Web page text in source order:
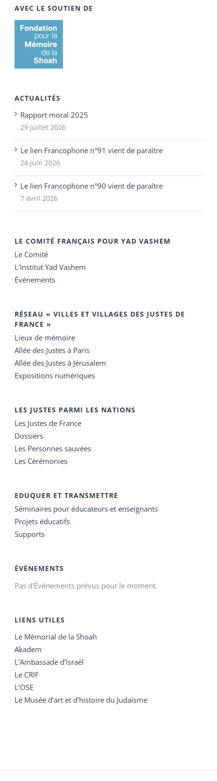
AVEC LE SOUTIEN DE
ACTUALITÉS
Rapport moral 2025
29 juillet 2026
Le lien Francophone n°91 vient de paraître
24 juin 2026
Le lien Francophone n°90 vient de paraître
7 avril 2026
LE COMITÉ FRANÇAIS POUR YAD VASHEM
Le Comité
L’Institut Yad Vashem
Événements
RÉSEAU « VILLES ET VILLAGES DES JUSTES DE
FRANCE »
Lieux de mémoire
Allée des Justes à Paris
Allée des Justes à Jérusalem
Expositions numériques
LES JUSTES PARMI LES NATIONS
Les Justes de France
Dossiers
Les Personnes sauvées
Les Cérémonies
EDUQUER ET TRANSMETTRE
Séminaires pour éducateurs et enseignants
Projets éducatifs
Supports
ÉVÉNEMENTS
Pas d'Évènements prévus pour le moment.
LIENS UTILES
Le Mémorial de la Shoah
Akadem
L’Ambassade d’Israël
Le CRIF
L’OSE
Le Musée d’art et d’histoire du Judaïsme